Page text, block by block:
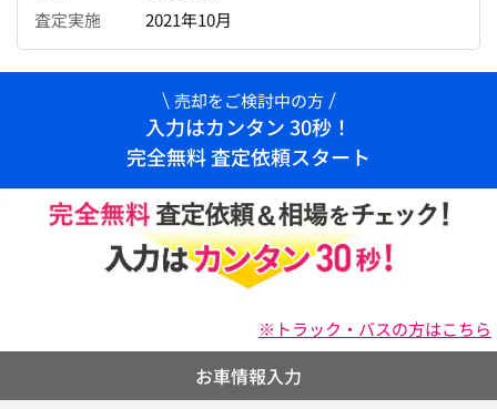
査定実施
2021年10月
売却をご検討中の方
入力はカンタン 30秒！
完全無料 査定依頼スタート
※トラック・バスの方はこちら
お車情報入力